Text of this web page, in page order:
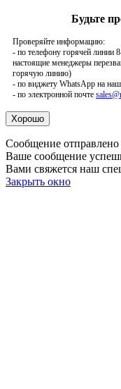
Будьте
Проверяйте информацию:
- по телефону горячей линии
настоящие менеджеры
горячую линию)
- по виджету WhatsApp на
- по электронной почте
Сообщение отправлено
Ваше сообщение
Вами свяжется наш
Закрыть окно